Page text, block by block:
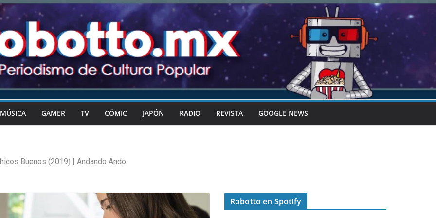
MÚSICA GAMER TV CÓMIC JAPÓN RADIO REVISTA GOOGLE NEWS
Buenos (2019) | Andando Ando
Robotto en Spotify